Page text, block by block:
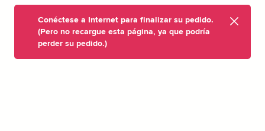
Conéctese a Internet para finalizar su pedido.
(Pero no recargue esta página, ya que podría
perder su pedido.)